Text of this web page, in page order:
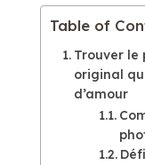
Table of
Trouver
original
d’amour